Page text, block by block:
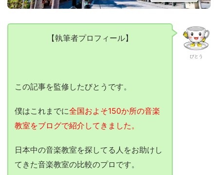
びとう
【執筆者プロフィール】
この記事を監修したびとうです。
僕はこれまでに全国およそ150か所の音楽
教室をブログで紹介してきました。
日本中の音楽教室を探してる人をお助けし
てきた音楽教室の比較のプロです。